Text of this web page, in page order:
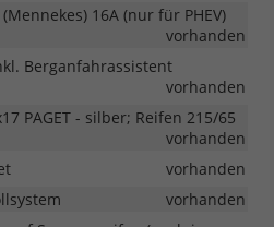
16A (nur für PHEV)
vorhanden
Berganfahrassistent
vorhanden
PAGET - silber; Reifen 215/65
vorhanden
vorhanden
vorhanden